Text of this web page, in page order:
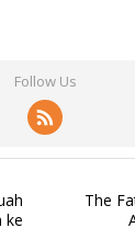
Follow Us
ke
The